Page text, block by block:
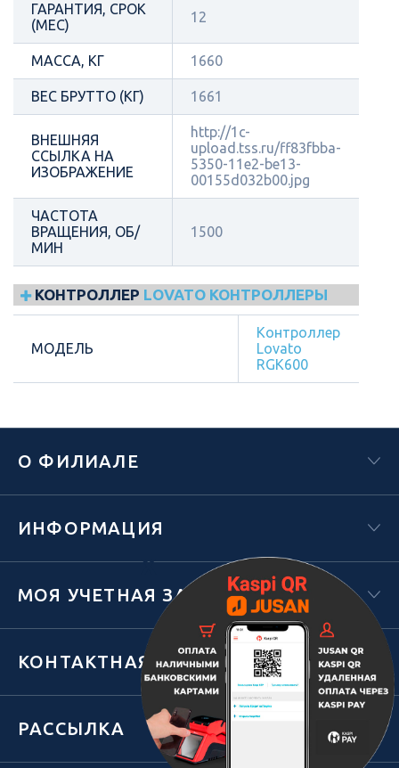
ГАРАНТИЯ, СРОК
(МЕС)
12
МАССА, КГ 1660
ВЕС БРУТТО (КГ) 1661
ВНЕШНЯЯ
ССЫЛКА НА
ИЗОБРАЖЕНИЕ
http://1c-
upload.tss.ru/ff83fbba-
5350-11e2-be13-
00155d032b00.jpg
ЧАСТОТА
ВРАЩЕНИЯ, ОБ/
МИН
1500
КОНТРОЛЛЕР LOVATO КОНТРОЛЛЕРЫ
МОДЕЛЬ
Контроллер
Lovato
RGK600
Х
О ФИЛИАЛЕ
ИНФОРМАЦИЯ
МОЯ УЧЕТНАЯ ЗАПИСЬ
КОНТАКТНАЯ ИНФОРМАЦИЯ
РАССЫЛКА